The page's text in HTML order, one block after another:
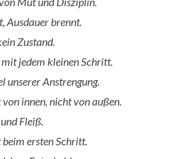
Ausdauer brennt.
Zustand.
jedem kleinen Schritt.
unserer Anstrengung.
innen, nicht von außen.
Fleiß.
ersten Schritt.